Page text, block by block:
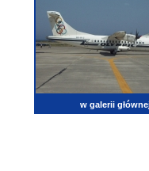
w galerii